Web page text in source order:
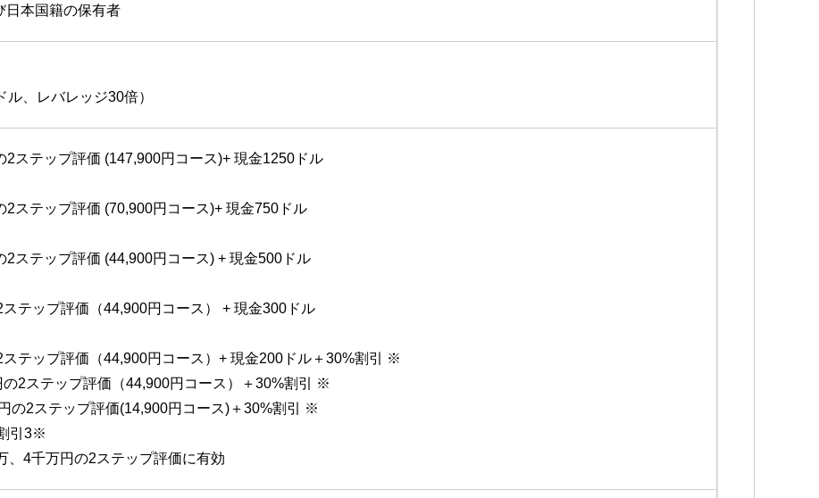
日本国籍の保有者
ル、レバレッジ30倍）
2ステップ評価 (147,900円コース)+ 現金1250ドル
2ステップ評価 (70,900円コース)+ 現金750ドル
2ステップ評価 (44,900円コース) + 現金500ドル
テップ評価（44,900円コース） + 現金300ドル
テップ評価（44,900円コース）+ 現金200ドル＋30%割引 ※
2ステップ評価（44,900円コース）＋30%割引 ※
の2ステップ評価(14,900円コース)＋30%割引 ※
引3※
、4千万円の2ステップ評価に有効